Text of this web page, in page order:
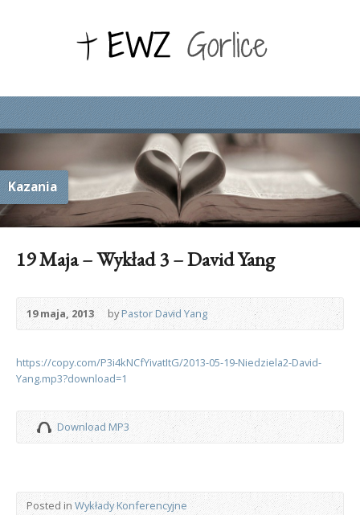
Kazania
19 Maja – Wykład 3 – David Yang
19 maja, 2013 byPastor David Yang
https://copy.com/P3i4kNCfYivatItG/2013-05-19-Niedziela2-David-
Yang.mp3?download=1
Download MP3
Posted in Wykłady Konferencyjne